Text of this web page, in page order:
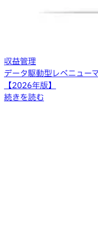
収益管理
データ駆動型レベニュー
【2026年版】
続きを読む